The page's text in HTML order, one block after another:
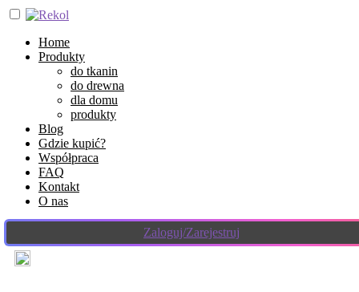
Home
Produkty
do tkanin
do drewna
dla domu
produkty
Blog
Gdzie kupić?
Współpraca
FAQ
Kontakt
O nas
Zaloguj/Zarejestruj